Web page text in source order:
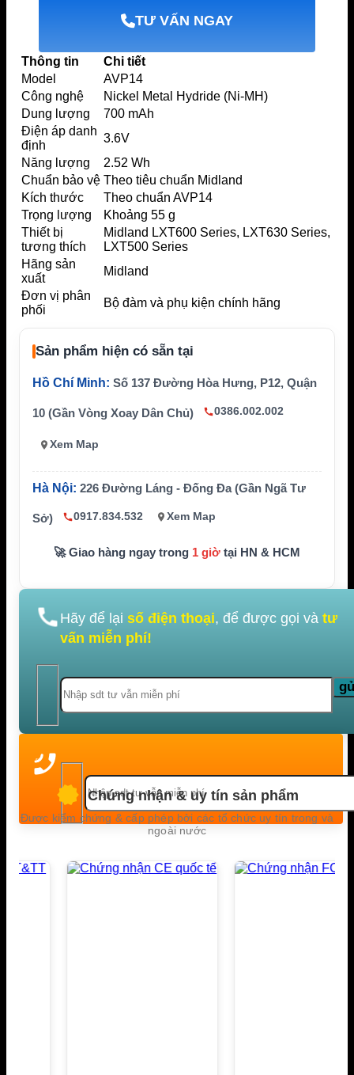
TƯ VẤN NGAY
Thông tin
Chi tiết
Model
AVP14
Công nghệ
Nickel Metal Hydride (Ni-MH)
Dung lượng
700 mAh
Điện áp danh
định
3.6V
Năng lượng
2.52 Wh
Chuẩn bảo vệ Theo tiêu chuẩn Midland
Kích thước
Theo chuẩn AVP14
Trọng lượng
Khoảng 55 g
Thiết bị
tương thích
Midland LXT600 Series, LXT630 Series,
LXT500 Series
Hãng sản
xuất
Midland
Đơn vị phân
phối
Bộ đàm và phụ kiện chính hãng
Sản phẩm hiện có sẵn tại
Hồ Chí Minh: Số 137 Đường Hòa Hưng, P12, Quận
10 (Gần Vòng Xoay Dân Chủ) 0386.002.002
Xem Map
Hà Nội: 226 Đường Láng - Đống Đa (Gần Ngã Tư
Sở) 0917.834.532 Xem Map
🚀 Giao hàng ngay trong 1 giờ tại HN & HCM
Hãy để lại số điện thoại, để được gọi và tư
vấn miễn phí!
Chứng nhận & uy tín sản phẩm
Được kiểm chứng & cấp phép bởi các tổ chức uy tín trong và
ngoài nước